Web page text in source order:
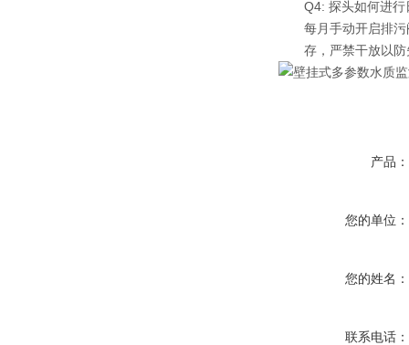
Q4: 探头如何进
每月手动开启排
存，严禁干放以
产品：
您的单位：
您的姓名：
联系电话：